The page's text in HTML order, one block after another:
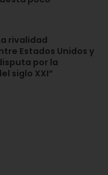
rivalidad
Estados Unidos y
por la
siglo XXI”